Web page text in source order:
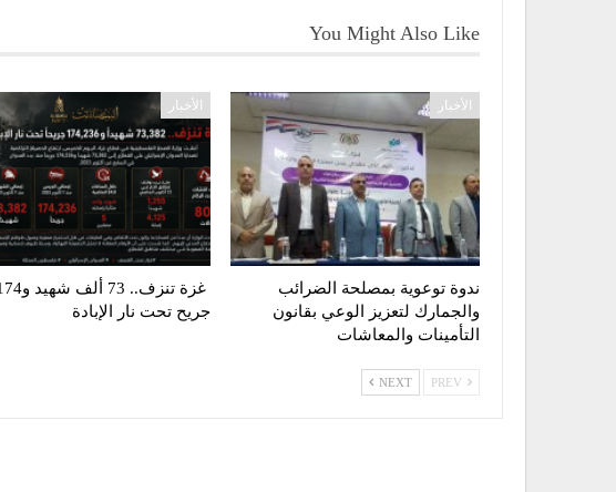
You Might Also Like
الأخبار
ندوة توعوية بمصلحة الضرائب
والجمارك لتعزيز الوعي بقانون
التأمينات والمعاشات
الأخبار
جريح تحت نار الإبادة
NEXT